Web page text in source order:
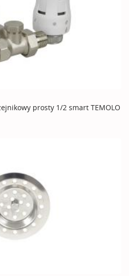
prosty 1/2 smart TEMOLO